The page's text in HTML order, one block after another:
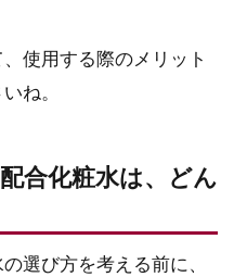
使用する際のメリット
ね。
合化粧水は、どん
選び方を考える前に、